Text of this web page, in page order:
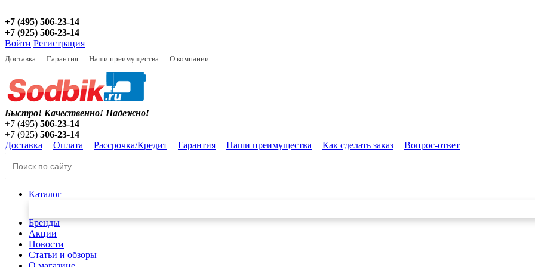
+7 (495) 506-23-14
+7 (925) 506-23-14
Войти Регистрация
Доставка Гарантия Наши преимущества О компании
Быстро! Качественно! Надежно!
+7 (495) 506-23-14
+7 (925) 506-23-14
Доставка
Оплата Рассрочка/Кредит Гарантия Наши преимущества Как сделать заказ Вопрос-ответ
Каталог
Бренды
Акции
Новости
Статьи и обзоры